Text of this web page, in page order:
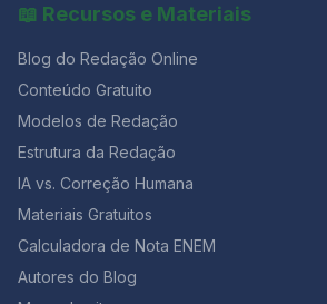
📖 Recursos e Materiais
Blog do Redação Online
Conteúdo Gratuito
Modelos de Redação
Estrutura da Redação
IA vs. Correção Humana
Materiais Gratuitos
Calculadora de Nota ENEM
Autores do Blog